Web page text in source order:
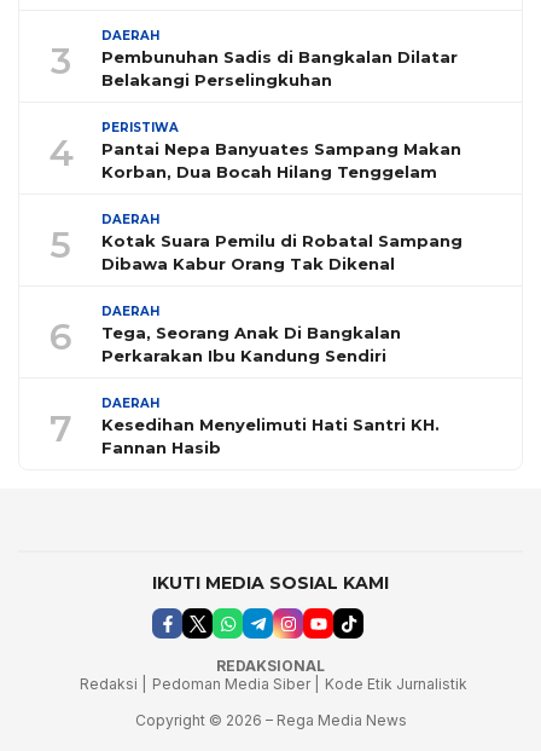
3
DAERAH
Pembunuhan Sadis di Bangkalan Dilatar
Belakangi Perselingkuhan
4
PERISTIWA
Pantai Nepa Banyuates Sampang Makan
Korban, Dua Bocah Hilang Tenggelam
5
DAERAH
Kotak Suara Pemilu di Robatal Sampang
Dibawa Kabur Orang Tak Dikenal
6
DAERAH
Tega, Seorang Anak Di Bangkalan
Perkarakan Ibu Kandung Sendiri
7
DAERAH
Kesedihan Menyelimuti Hati Santri KH.
Fannan Hasib
IKUTI MEDIA SOSIAL KAMI
REDAKSIONAL
Redaksi |
Pedoman Media Siber |
Kode Etik Jurnalistik
Copyright © 2026 – Rega Media News